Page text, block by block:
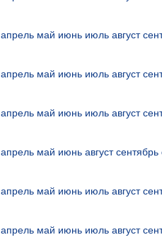
апрель май июнь июль август
апрель май июнь июль август
апрель май июнь июль август
апрель май июнь август сентябрь
апрель май июнь июль август
апрель май июнь июль август